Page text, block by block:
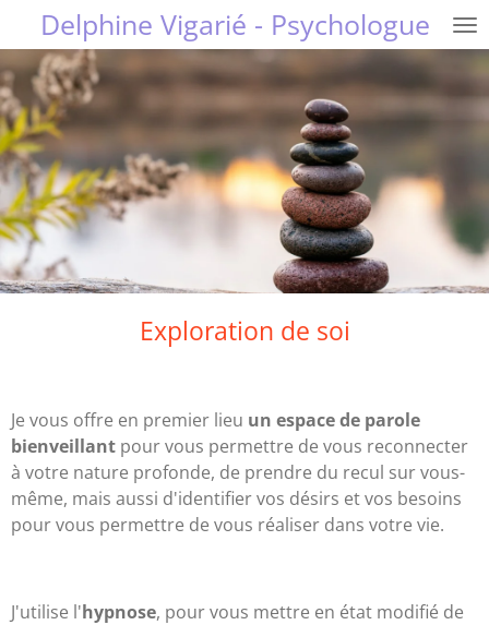
Passer
au
contenu
principal
Delphine Vigarié - Psychologue
Exploration de soi
Je vous offre en premier lieu un espace de parole
bienveillant pour vous permettre de vous reconnecter
à votre nature profonde, de prendre du recul sur vous-
même, mais aussi d'identifier vos désirs et vos besoins
pour vous permettre de vous réaliser dans votre vie.
J'utilise l'hypnose, pour vous mettre en état modifié de